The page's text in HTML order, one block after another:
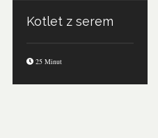
Kotlet z serem
25 Minut